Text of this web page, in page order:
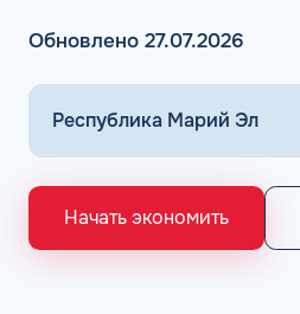
Обновлено 27.07.2026
Начать экономить